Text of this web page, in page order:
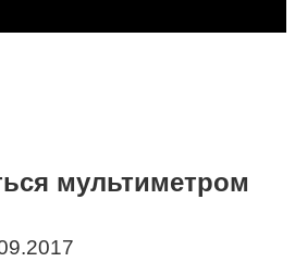
мультиметром